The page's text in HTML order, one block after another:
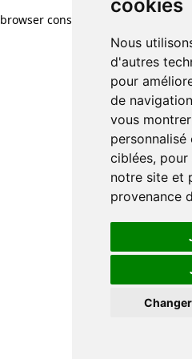
cookies
Nous
d'autres
pour
de
vous
ciblées,
notre site et
provenance
browser console for more